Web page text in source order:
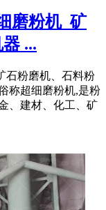
磨粉机_矿
...
石粉磨机、石料粉
称超细磨粉机,是粉
、建材、化工、矿